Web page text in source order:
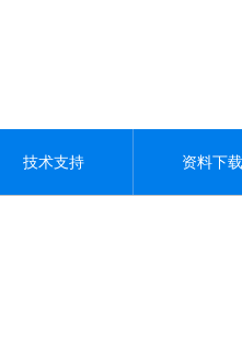
技术支持 资料下载